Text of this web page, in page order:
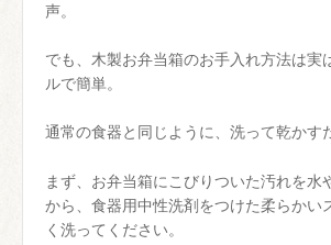
声。
でも、木製お弁当箱のお手入れ方法は実
ルで簡単。
通常の食器と同じように、洗って乾かす
まず、お弁当箱にこびりついた汚れを水
から、食器用中性洗剤をつけた柔らかい
く洗ってください。